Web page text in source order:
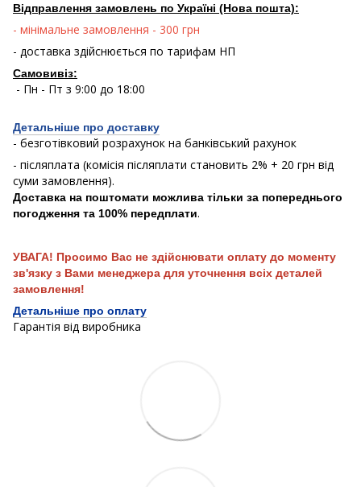
Відправлення замовлень по Україні (Нова пошта):
- мінімальне замовлення - 300 грн
- доставка здійснюється по тарифам НП
Самовивіз:
- Пн - Пт з 9:00 до 18:00
Детальніше про доставку
- безготівковий розрахунок на банківський рахунок
- післяплата (комісія післяплати становить 2% + 20 грн від
суми замовлення).
Доставка на поштомати можлива тільки за попереднього
погодження та 100% передплати.
УВАГА! Просимо Вас не здійснювати оплату до моменту
зв'язку з Вами менеджера для уточнення всіх деталей
замовлення!
Детальніше про оплату
Гарантія від виробника